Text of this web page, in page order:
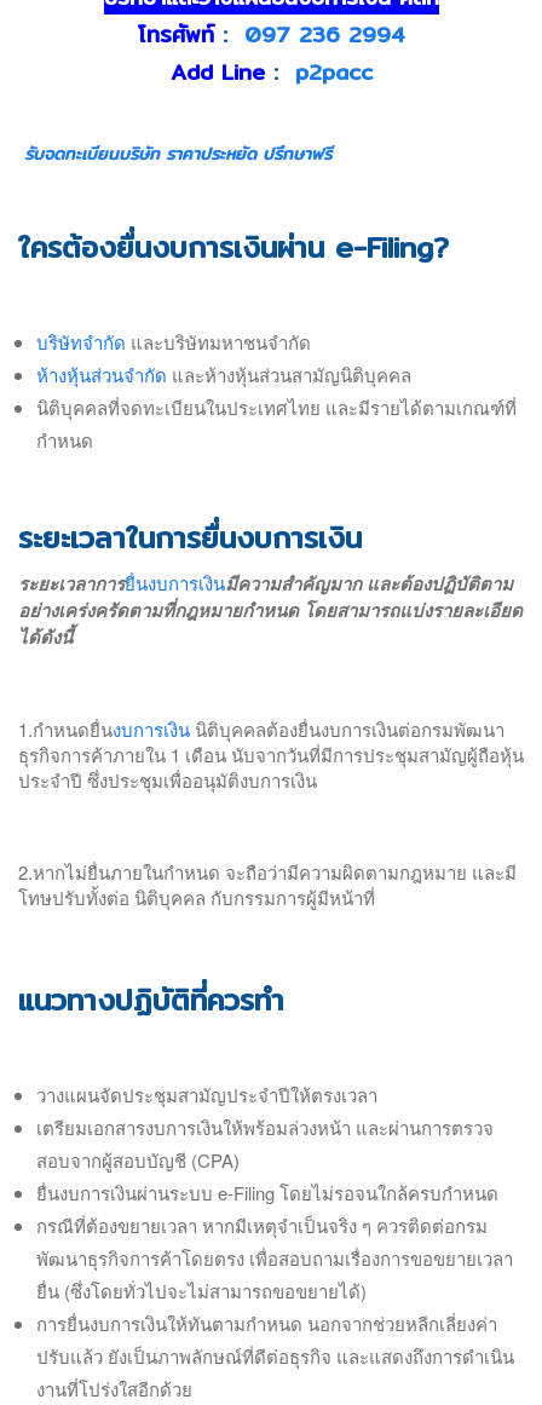
โทรศัพท์: 097 236 2994
Add Line: p2pacc
รับจดทะเบียนบริษัท ราคาประหยัด ปรึกษาฟรี
ใครต้องยื่นงบการเงินผ่าน e-Filing?
บริษัทจำกัด และบริษัทมหาชนจำกัด
ห้างหุ้นส่วนจำกัด และห้างหุ้นส่วนสามัญนิติบุคคล
นิติบุคคลที่จดทะเบียนในประเทศไทย และมีรายได้ตามเกณฑ์ที่
กำหนด
ระยะเวลาในการยื่นงบการเงิน
ระยะเวลาการยื่นงบการเงินมีความสำคัญมาก และต้องปฏิบัติตาม
อย่างเคร่งครัดตามที่กฎหมายกำหนด โดยสามารถแบ่งรายละเอียด
ได้ดังนี้
1.กำหนดยื่นงบการเงิน นิติบุคคลต้องยื่นงบการเงินต่อกรมพัฒนา
ธุรกิจการค้าภายใน 1 เดือน นับจากวันที่มีการประชุมสามัญผู้ถือหุ้น
ประจำปี ซึ่งประชุมเพื่ออนุมัติงบการเงิน
2.หากไม่ยื่นภายในกำหนด จะถือว่ามีความผิดตามกฎหมาย และมี
โทษปรับทั้งต่อ นิติบุคคล กับกรรมการผู้มีหน้าที่
แนวทางปฏิบัติที่ควรทำ
วางแผนจัดประชุมสามัญประจำปีให้ตรงเวลา
เตรียมเอกสารงบการเงินให้พร้อมล่วงหน้า และผ่านการตรวจ
สอบจากผู้สอบบัญชี (CPA)
ยื่นงบการเงินผ่านระบบ e-Filing โดยไม่รอจนใกล้ครบกำหนด
กรณีที่ต้องขยายเวลา หากมีเหตุจำเป็นจริง ๆ ควรติดต่อกรม
พัฒนาธุรกิจการค้าโดยตรง เพื่อสอบถามเรื่องการขอขยายเวลา
ยื่น (ซึ่งโดยทั่วไปจะไม่สามารถขอขยายได้)
การยื่นงบการเงินให้ทันตามกำหนด นอกจากช่วยหลีกเลี่ยงค่า
ปรับแล้ว ยังเป็นภาพลักษณ์ที่ดีต่อธุรกิจ และแสดงถึงการดำเนิน
งานที่โปร่งใสอีกด้วย